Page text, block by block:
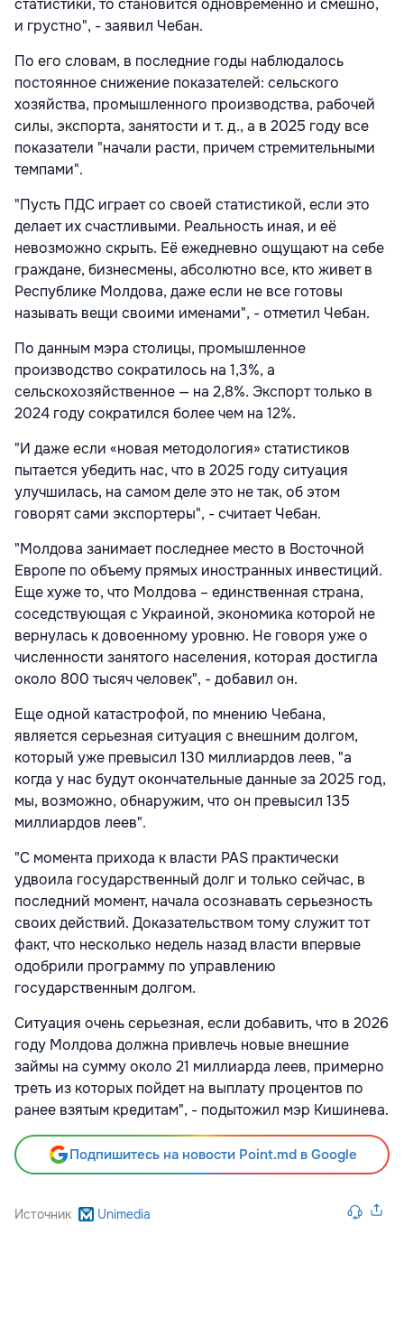
статистики, то становится одновременно и смешно,
и грустно", - заявил Чебан.
По его словам, в последние годы наблюдалось
постоянное снижение показателей: сельского
хозяйства, промышленного производства, рабочей
силы, экспорта, занятости и т. д., а в 2025 году все
показатели "начали расти, причем стремительными
темпами".
"Пусть ПДС играет со своей статистикой, если это
делает их счастливыми. Реальность иная, и её
невозможно скрыть. Её ежедневно ощущают на себе
граждане, бизнесмены, абсолютно все, кто живет в
Республике Молдова, даже если не все готовы
называть вещи своими именами", - отметил Чебан.
По данным мэра столицы, промышленное
производство сократилось на 1,3%, а
сельскохозяйственное — на 2,8%. Экспорт только в
2024 году сократился более чем на 12%.
"И даже если «новая методология» статистиков
пытается убедить нас, что в 2025 году ситуация
улучшилась, на самом деле это не так, об этом
говорят сами экспортеры", - считает Чебан.
"Молдова занимает последнее место в Восточной
Европе по объему прямых иностранных инвестиций.
Еще хуже то, что Молдова – единственная страна,
соседствующая с Украиной, экономика которой не
вернулась к довоенному уровню. Не говоря уже о
численности занятого населения, которая достигла
около 800 тысяч человек", - добавил он.
Еще одной катастрофой, по мнению Чебана,
является серьезная ситуация с внешним долгом,
который уже превысил 130 миллиардов леев, "а
когда у нас будут окончательные данные за 2025 год,
мы, возможно, обнаружим, что он превысил 135
миллиардов леев".
"С момента прихода к власти PAS практически
удвоила государственный долг и только сейчас, в
последний момент, начала осознавать серьезность
своих действий. Доказательством тому служит тот
факт, что несколько недель назад власти впервые
одобрили программу по управлению
государственным долгом.
Ситуация очень серьезная, если добавить, что в 2026
году Молдова должна привлечь новые внешние
займы на сумму около 21 миллиарда леев, примерно
треть из которых пойдет на выплату процентов по
ранее взятым кредитам", - подытожил мэр Кишинева.
Подпишитесь на новости Point.md в Google
Источник Unimedia